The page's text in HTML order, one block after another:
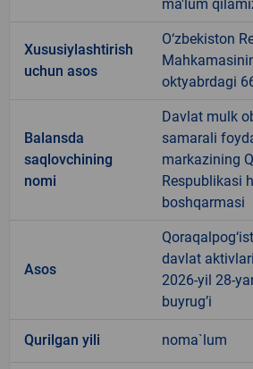
ma'lum
Xususiylashtirish
uchun asos
O‘zbekiston
oktyabrdagi
Balansda
saqlovchining
nomi
Davlat mulk
samarali
markazining
Respublikasi
boshqarmasi
Asos
davlat
2026-yil 28-
buyrug’i
Qurilgan yili noma`lum